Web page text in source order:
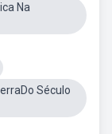
Na
Século